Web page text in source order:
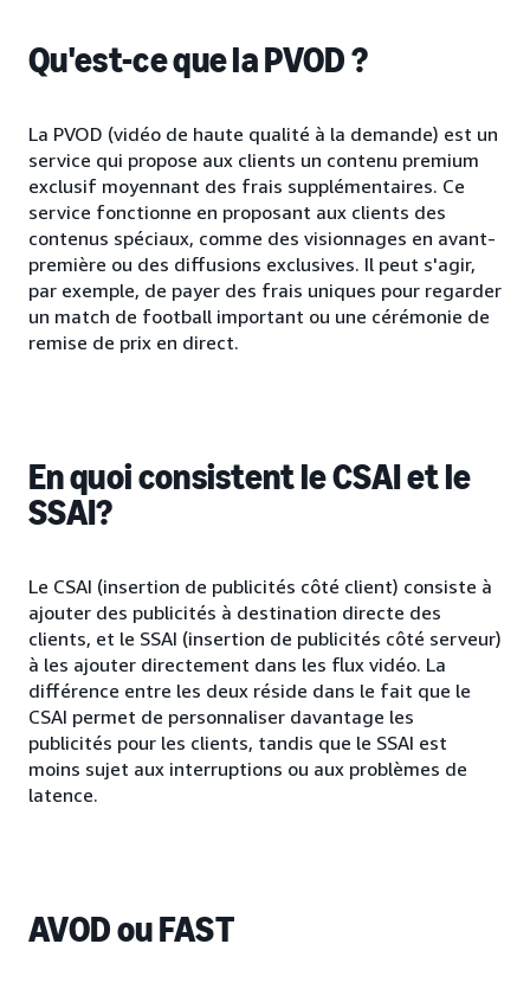
Qu'est-ce que la PVOD ?
La PVOD (vidéo de haute qualité à la demande) est un
service qui propose aux clients un contenu premium
exclusif moyennant des frais supplémentaires. Ce
service fonctionne en proposant aux clients des
contenus spéciaux, comme des visionnages en avant-
première ou des diffusions exclusives. Il peut s'agir,
par exemple, de payer des frais uniques pour regarder
un match de football important ou une cérémonie de
remise de prix en direct.
En quoi consistent le CSAI et le
SSAI?
Le CSAI (insertion de publicités côté client) consiste à
ajouter des publicités à destination directe des
clients, et le SSAI (insertion de publicités côté serveur)
à les ajouter directement dans les flux vidéo. La
différence entre les deux réside dans le fait que le
CSAI permet de personnaliser davantage les
publicités pour les clients, tandis que le SSAI est
moins sujet aux interruptions ou aux problèmes de
latence.
AVOD ou FAST